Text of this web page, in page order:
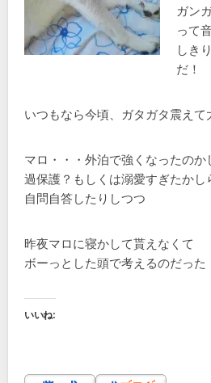
ガン
って
しき
だ！
いつもなら今頃、ガタガタ震えて
マロ・・・外泊で強くなったのか
過保護？もしくは溺愛すぎたかし
自問自答したりしつつ
昨夜マロに寝かして貰えなくて
ボーっとした頭で考えるのだった
いいね: